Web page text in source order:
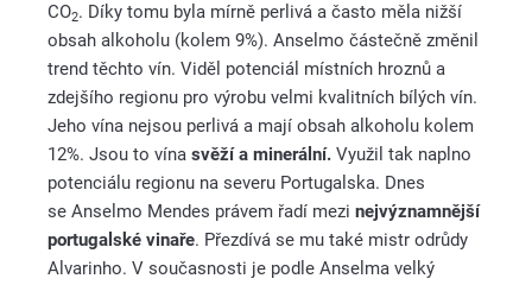
CO2. Díky tomu byla mírně perlivá a často měla nižší
obsah alkoholu (kolem 9%). Anselmo částečně změnil
trend těchto vín. Viděl potenciál místních hroznů a
zdejšího regionu pro výrobu velmi kvalitních bílých vín.
Jeho vína nejsou perlivá a mají obsah alkoholu kolem
12%. Jsou to vína svěží a minerální. Využil tak naplno
potenciálu regionu na severu Portugalska. Dnes
se Anselmo Mendes právem řadí mezi nejvýznamnější
portugalské vinaře. Přezdívá se mu také mistr odrůdy
Alvarinho. V současnosti je podle Anselma velký